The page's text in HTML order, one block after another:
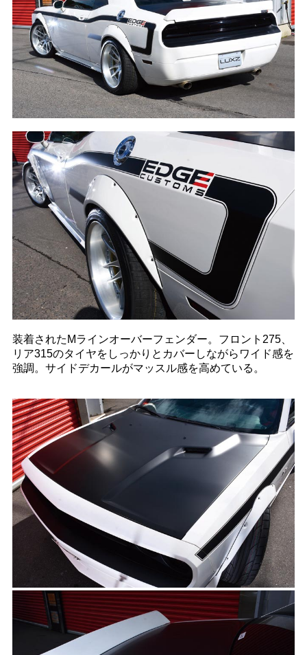
装着されたMラインオーバーフェンダー。フロント275、
リア315のタイヤをしっかりとカバーしながらワイド感を
強調。サイドデカールがマッスル感を高めている。